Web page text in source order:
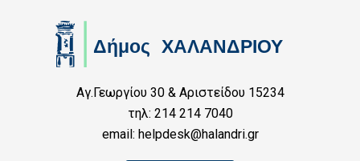
Αγ.Γεωργίου 30 & Αριστείδου 15234
τηλ: 214 214 7040
email: helpdesk@halandri.gr